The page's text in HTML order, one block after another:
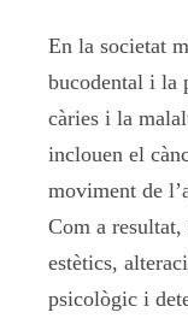
En la societat
bucodental i la
càries i la
inclouen el
moviment de
Com a
estètics,
psicològic i